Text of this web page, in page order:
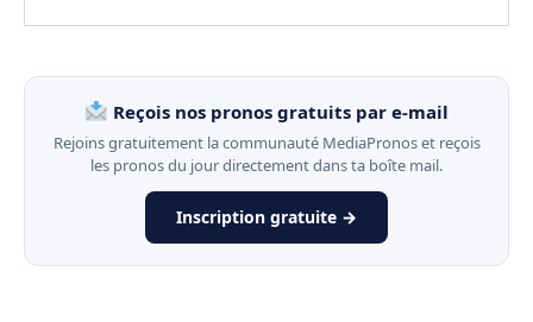
Reçois nos pronos gratuits par e-mail
Rejoins gratuitement la communauté MediaPronos et reçois
les pronos du jour directement dans ta boîte mail.
Inscription gratuite →